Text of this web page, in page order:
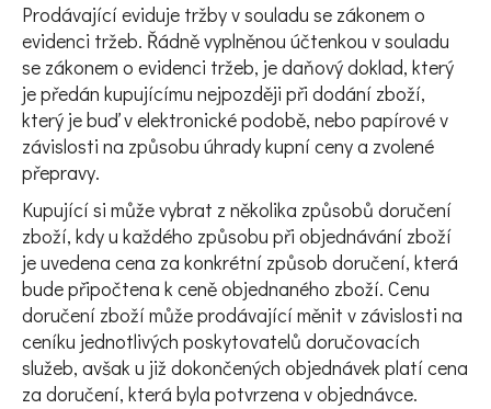
Prodávající eviduje tržby v souladu se zákonem o
evidenci tržeb. Řádně vyplněnou účtenkou v souladu
se zákonem o evidenci tržeb, je daňový doklad, který
je předán kupujícímu nejpozději při dodání zboží,
který je buď v elektronické podobě, nebo papírové v
závislosti na způsobu úhrady kupní ceny a zvolené
přepravy.
Kupující si může vybrat z několika způsobů doručení
zboží, kdy u každého způsobu při objednávání zboží
je uvedena cena za konkrétní způsob doručení, která
bude připočtena k ceně objednaného zboží. Cenu
doručení zboží může prodávající měnit v závislosti na
ceníku jednotlivých poskytovatelů doručovacích
služeb, avšak u již dokončených objednávek platí cena
za doručení, která byla potvrzena v objednávce.